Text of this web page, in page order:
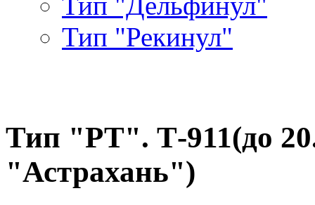
Тип "Рекинул"
Тип "РТ". Т-911(до
"Астрахань")